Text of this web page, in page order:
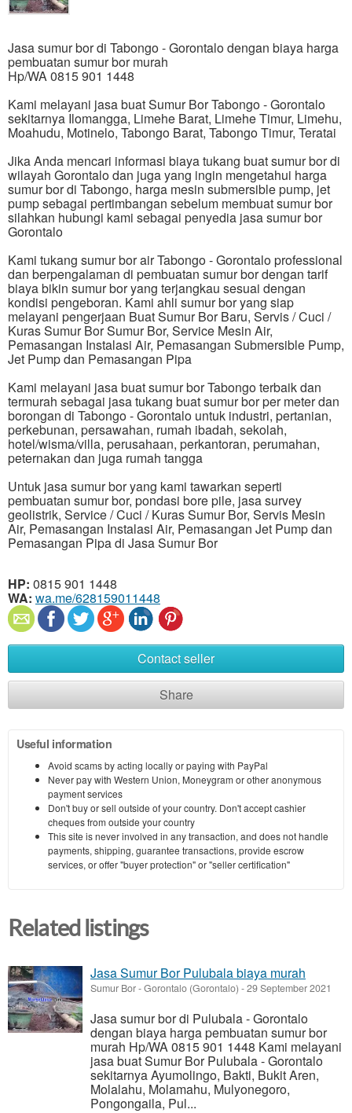
Jasa sumur bor di Tabongo - Gorontalo dengan biaya harga
pembuatan sumur bor murah
Hp/WA 0815 901 1448
Kami melayani jasa buat Sumur Bor Tabongo - Gorontalo
sekitarnya Ilomangga, Limehe Barat, Limehe Timur, Limehu,
Moahudu, Motinelo, Tabongo Barat, Tabongo Timur, Teratai
Jika Anda mencari informasi biaya tukang buat sumur bor di
wilayah Gorontalo dan juga yang ingin mengetahui harga
sumur bor di Tabongo, harga mesin submersible pump, jet
pump sebagai pertimbangan sebelum membuat sumur bor
silahkan hubungi kami sebagai penyedia jasa sumur bor
Gorontalo
Kami tukang sumur bor air Tabongo - Gorontalo professional
dan berpengalaman di pembuatan sumur bor dengan tarif
biaya bikin sumur bor yang terjangkau sesuai dengan
kondisi pengeboran. Kami ahli sumur bor yang siap
melayani pengerjaan Buat Sumur Bor Baru, Servis / Cuci /
Kuras Sumur Bor Sumur Bor, Service Mesin Air,
Pemasangan Instalasi Air, Pemasangan Submersible Pump,
Jet Pump dan Pemasangan Pipa
Kami melayani jasa buat sumur bor Tabongo terbaik dan
termurah sebagai jasa tukang buat sumur bor per meter dan
borongan di Tabongo - Gorontalo untuk industri, pertanian,
perkebunan, persawahan, rumah ibadah, sekolah,
hotel/wisma/villa, perusahaan, perkantoran, perumahan,
peternakan dan juga rumah tangga
Untuk jasa sumur bor yang kami tawarkan seperti
pembuatan sumur bor, pondasi bore pile, jasa survey
geolistrik, Service / Cuci / Kuras Sumur Bor, Servis Mesin
Air, Pemasangan Instalasi Air, Pemasangan Jet Pump dan
Pemasangan Pipa di Jasa Sumur Bor
HP: 0815 901 1448
WA: wa.me/628159011448
Contact seller
Share
Useful information
Avoid scams by acting locally or paying with PayPal
Never pay with Western Union, Moneygram or other anonymous
payment services
Don't buy or sell outside of your country. Don't accept cashier
cheques from outside your country
This site is never involved in any transaction, and does not handle
payments, shipping, guarantee transactions, provide escrow
services, or offer "buyer protection" or "seller certification"
Related listings
Jasa Sumur Bor Pulubala biaya murah
Sumur Bor-Gorontalo (Gorontalo) -29 September 2021
Jasa sumur bor di Pulubala - Gorontalo
dengan biaya harga pembuatan sumur bor
murah Hp/WA 0815 901 1448 Kami melayani
jasa buat Sumur Bor Pulubala - Gorontalo
sekitarnya Ayumolingo, Bakti, Bukit Aren,
Molalahu, Molamahu, Mulyonegoro,
Pongongaila, Pul...